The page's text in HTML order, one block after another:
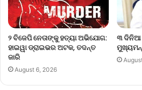
୨ ବିଜେପି ନେତାଙ୍କୁ ହତ୍ୟା ଅଭିଯୋଗ:
ହାଇୱା ଡ୍ରାଇଭର ଅଟକ, ତଦନ୍ତ
ଜାରି
August 6, 2026
୩ ଦିନିଆ